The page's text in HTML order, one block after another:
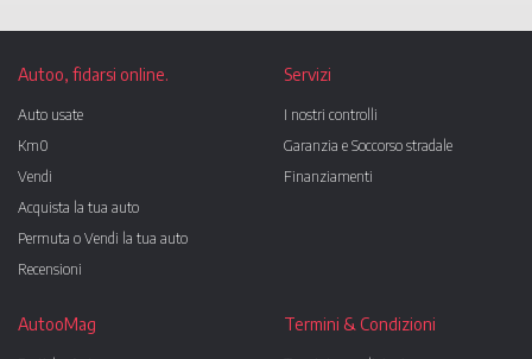
Autoo, fidarsi online.
Auto usate
Km0
Vendi
Acquista la tua auto
Permuta o Vendi la tua auto
Recensioni
Servizi
I nostri controlli
Garanzia e Soccorso stradale
Finanziamenti
AutooMag Termini & Condizioni